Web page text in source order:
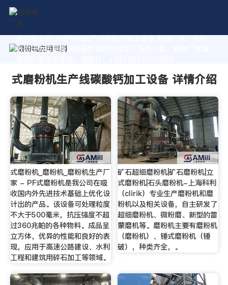
作为专业的 式磨粉机生产线碳酸钙加工设备 制造厂家，我们
致力于为您量身定制高价值的粉体加工系统方案。获取厂家直
式磨粉机生产线碳酸钙加工设备 详情介绍
式磨粉机_磨粉机_磨粉机生产厂
家 - PF式磨粉机是我公司在吸
收国内外先进技术基础上优化设
计出的产品。该设备可处理粒度
不大于500毫米，抗压强度不超
过360兆帕的各种物料。成品呈
立方体，优异的性能和良好的表
现，应用于高速公路建设、水利
工程和建筑用碎石加工等领域。
矿石超细磨粉机|矿石磨粉机|立
式磨粉机|石头磨粉机-上海科利
（clirik）专业生产磨粉机和磨
粉机以及相关设备，自主研发了
超细磨粉机、微粉磨、新型的雷
蒙磨机等。磨粉机主要有磨粉机
（磨粉机）、锤式磨粉机（锤
破），种类齐全，。